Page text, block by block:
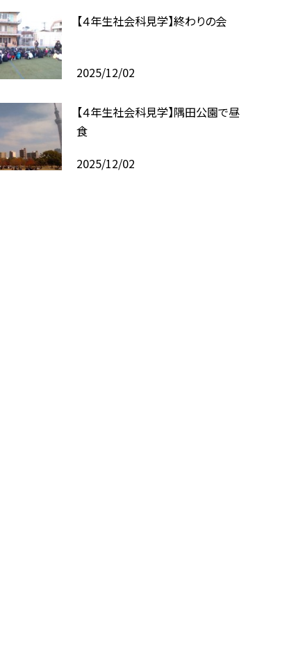
【４年生社会科見学】終わりの会
2025/12/02
【４年生社会科見学】隅田公園で昼
食
2025/12/02